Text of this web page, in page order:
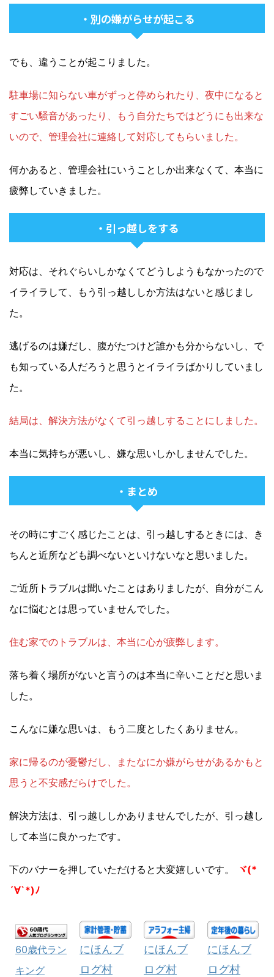
・別の嫌がらせが起こる
でも、違うことが起こりました。
駐車場に知らない車がずっと停められたり、夜中になると
すごい騒音があったり、もう自分たちではどうにも出来な
いので、管理会社に連絡して対応してもらいました。
何かあると、管理会社にいうことしか出来なくて、本当に
疲弊していきました。
・引っ越しをする
対応は、それぐらいしかなくてどうしようもなかったので
イライラして、もう引っ越ししか方法はないと感じまし
た。
逃げるのは嫌だし、腹がたつけど誰かも分からないし、で
も知っている人だろうと思うとイライラばかりしていまし
た。
結局は、解決方法がなくて引っ越しすることにしました。
本当に気持ちが悪いし、嫌な思いしかしませんでした。
・まとめ
その時にすごく感じたことは、引っ越しするときには、き
ちんと近所なども調べないといけないなと思いました。
ご近所トラブルは聞いたことはありましたが、自分がこん
なに悩むとは思っていませんでした。
住む家でのトラブルは、本当に心が疲弊します。
落ち着く場所がないと言うのは本当に辛いことだと思いま
した。
こんなに嫌な思いは、もう二度としたくありません。
家に帰るのが憂鬱だし、またなにか嫌がらせがあるかもと
思うと不安感だらけでした。
解決方法は、引っ越ししかありませんでしたが、引っ越し
して本当に良かったです。
下のバナーを押していただけると大変嬉しいです。
ヾ(*
´∀`*)ﾉ
60歳代ラン
キング
にほんブ
ログ村
にほんブ
ログ村
にほんブ
ログ村